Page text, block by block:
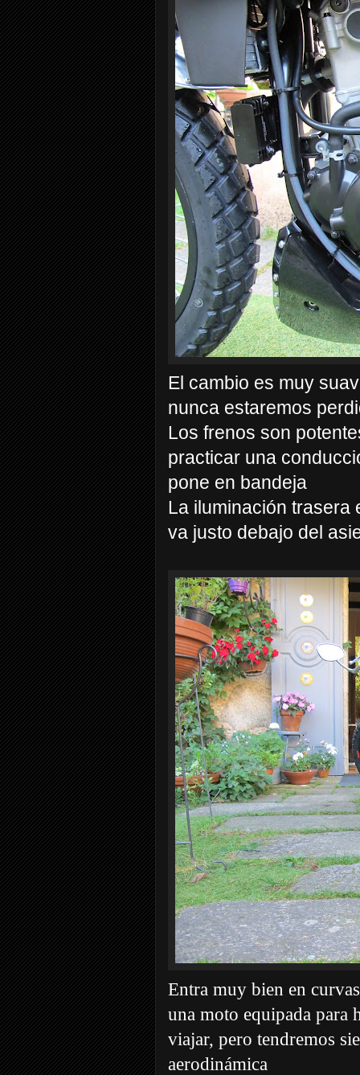
El cambio es muy
nunca estaremos
Los frenos son
practicar una
pone en bandeja
La iluminación trasera
va justo debajo del
Entra muy bien en
una moto equipada para
viajar, pero tendremos
aerodinámica